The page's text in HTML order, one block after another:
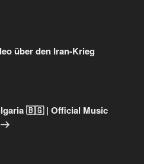
über den Iran-Krieg
🇧🇬 | Official Music